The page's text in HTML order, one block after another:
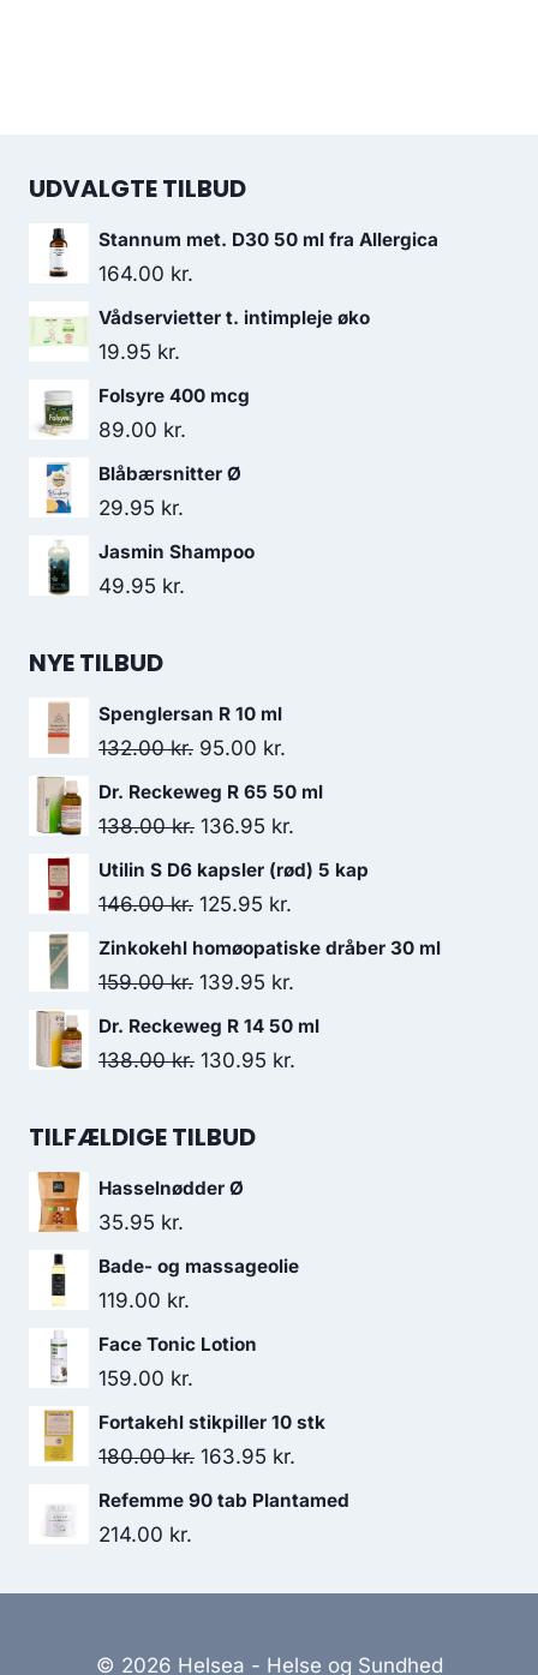
UDVALGTE TILBUD
Stannum met. D30 50 ml fra Allergica
164.00 kr.
Vådservietter t. intimpleje øko
19.95 kr.
Folsyre 400 mcg
89.00 kr.
Blåbærsnitter Ø
29.95 kr.
Jasmin Shampoo
49.95 kr.
NYE TILBUD
Spenglersan R 10 ml
132.00kr. Den
oprindelige
pris
132.00 kr..
95.00 kr.
aktuelle
pris
Dr. Reckeweg R 65 50 ml
138.00kr. Den
oprindelige
pris
138.00 kr..
136.95 kr.
aktuelle
Utilin S D6 kapsler (rød) 5 kap
146.00kr. Den
oprindelige
pris
146.00 kr..
125.95 kr.
aktuelle
Zinkokehl homøopatiske dråber 30 ml
159.00kr. Den
oprindelige
pris
159.00 kr..
139.95 kr.
aktuelle
Dr. Reckeweg R 14 50 ml
138.00kr. Den
pris
138.00 kr..
130.95 kr.
TILFÆLDIGE TILBUD
Hasselnødder Ø
35.95 kr.
Bade- og massageolie
119.00 kr.
Face Tonic Lotion
159.00 kr.
Fortakehl stikpiller 10 stk
180.00kr. Den
oprindelige
180.00 kr..
163.95 kr.
aktuelle
163.95 kr..
Refemme 90 tab Plantamed
214.00 kr.
© 2026 Helsea - Helse og Sundhed